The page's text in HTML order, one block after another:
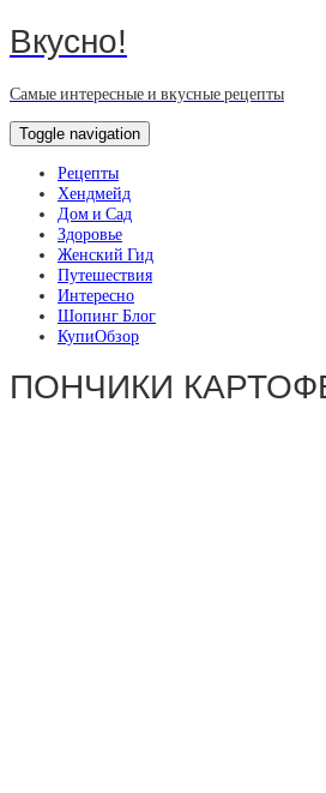
Вкусно!
Самые интересные и вкусные рецепты
Toggle navigation
Рецепты
Хендмейд
Дом и Сад
Здоровье
Женский Гид
Путешествия
Интересно
Шопинг Блог
КупиОбзор
ПОНЧИКИ